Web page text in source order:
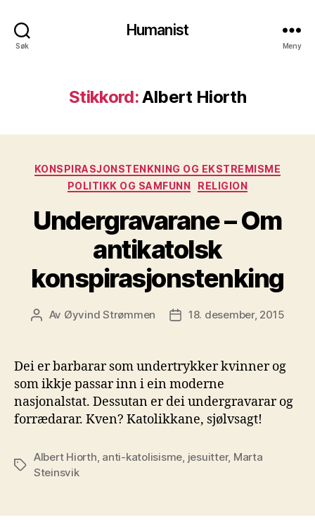
Søk
Humanist
Meny
Stikkord:Albert Hiorth
Kategorier
KONSPIRASJONSTENKNING OG EKSTREMISME
POLITIKK OG SAMFUNN
RELIGION
Undergravarane – Om
antikatolsk
konspirasjonstenking
Innleggsforfatter
Av Øyvind Strømmen Publiseringsdato
18. desember, 2015
Dei er barbarar som undertrykker kvinner og
som ikkje passar inn i ein moderne
nasjonalstat. Dessutan er dei undergravarar og
forrædarar. Kven? Katolikkane, sjølvsagt!
Stikkord
Albert Hiorth, anti-katolisisme, jesuitter, Marta
Steinsvik